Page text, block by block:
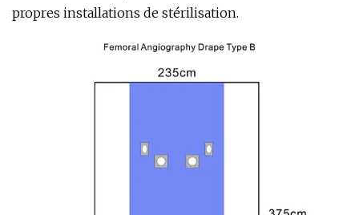
propres installations de stérilisation.